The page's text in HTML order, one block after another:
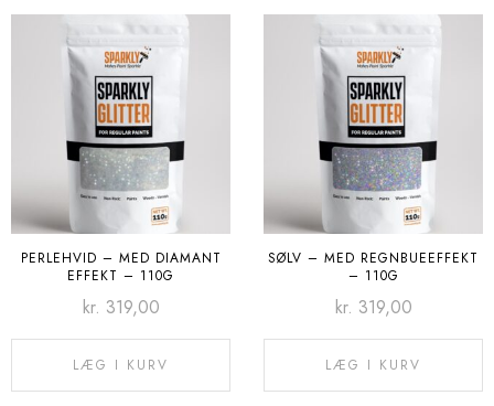
PERLEHVID – MED DIAMANT
EFFEKT – 110G
kr. 319,00
LÆG I KURV
SØLV – MED REGNBUEEFFEKT
– 110G
kr. 319,00
LÆG I KURV